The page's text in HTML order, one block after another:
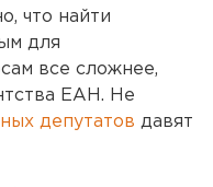
что найти
для
все сложнее,
ЕАН. Не
депутатов давят